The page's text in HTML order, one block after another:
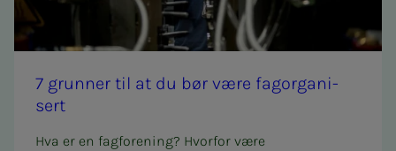
7 grun­­­ner til at du bør være fag­or­­­ga­­­ni­­­
sert
Hva er en fagforening? Hvorfor være